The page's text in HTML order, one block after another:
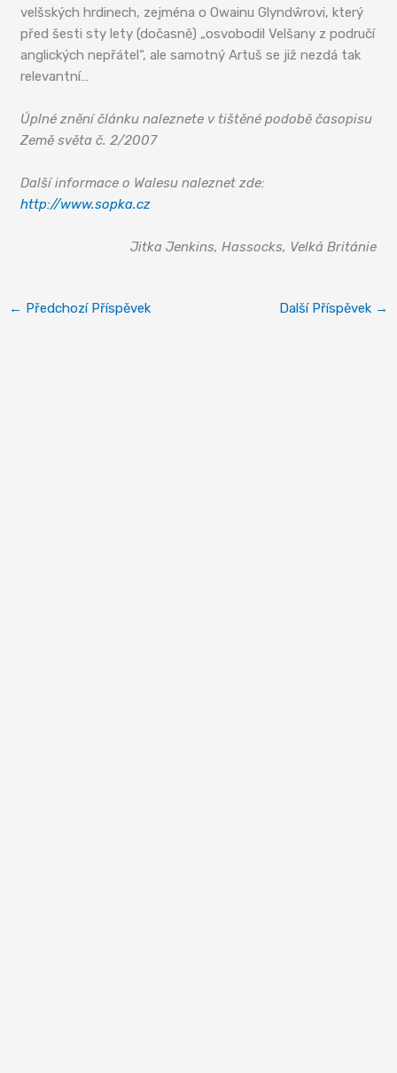
velšských hrdinech, zejména o Owainu Glyndŵrovi, který
před šesti sty lety (dočasně) „osvobodil Velšany z područí
anglických nepřátel“, ale samotný Artuš se již nezdá tak
relevantní…
Úplné znění článku naleznete v tištěné podobě časopisu
Země světa č. 2/2007
Další informace o Walesu naleznet zde:
http://www.sopka.cz
Jitka Jenkins, Hassocks, Velká Británie
← Předchozí Příspěvek Další Příspěvek →